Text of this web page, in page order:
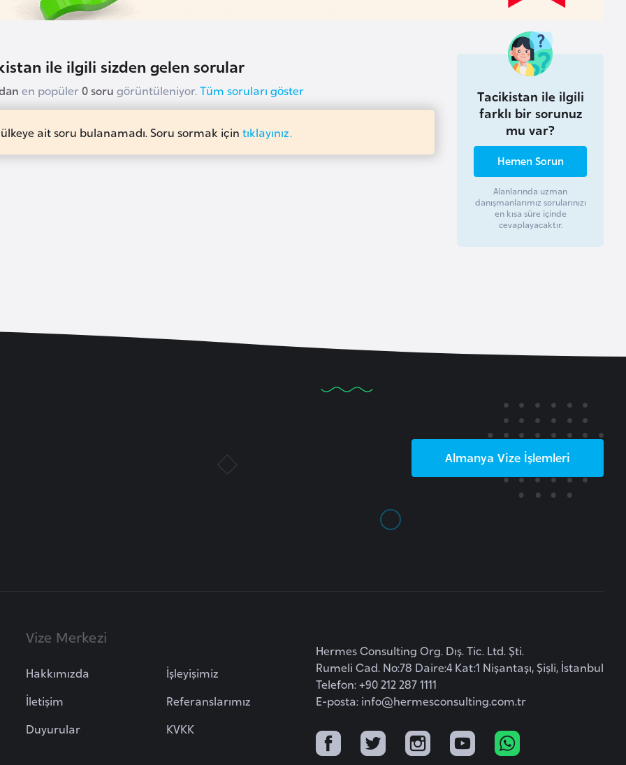
ile ilgili sizden gelen sorular
en popüler0 soru görüntüleniyor.Tüm soruları göster
ait soru bulanamadı. Soru sormak için tıklayınız.
Tacikistan ile ilgili
farklı bir sorunuz
mu var?
Hemen Sorun
Alanlarında uzman
danışmanlarımız sorularınızı
en kısa süre içinde
cevaplayacaktır.
Almanya Vize İşlemleri
Vize Merkezi
Hakkımızda
İletişim
Duyurular
İşleyişimiz
Referanslarımız
KVKK
Hermes Consulting Org. Dış. Tic. Ltd. Şti.
Rumeli Cad. No:78 Daire:4 Kat:1 Nişantaşı, Şişli, İstanbul
Telefon: +90 212 287 1111
E-posta: info@hermesconsulting.com.tr